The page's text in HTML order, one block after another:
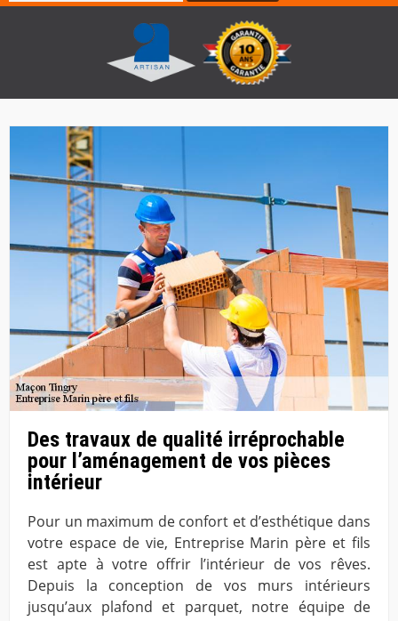
Des travaux de qualité irréprochable
pour l’aménagement de vos pièces
intérieur
Pour un maximum de confort et d’esthétique dans
votre espace de vie, Entreprise Marin père et fils
est apte à votre offrir l’intérieur de vos rêves.
Depuis la conception de vos murs intérieurs
jusqu’aux plafond et parquet, notre équipe de